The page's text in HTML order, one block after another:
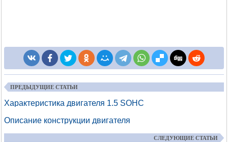
ПРЕДЫДУЩИЕ СТАТЬИ
Характеристика двигателя 1.5 SOHC
Описание конструкции двигателя
СЛЕДУЮЩИЕ СТАТЬИ